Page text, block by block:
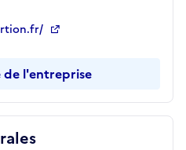
de l'entreprise